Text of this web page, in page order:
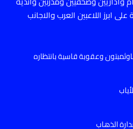
ابرز اللاعبين العرب والاجانب
وعقوبة قاسية بانتظاره
الذهاب